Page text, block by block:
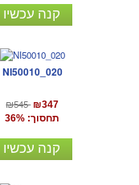
קנה עכשיו
NI50010_020
₪545 ₪347
תחסוך: 36%
קנה עכשיו